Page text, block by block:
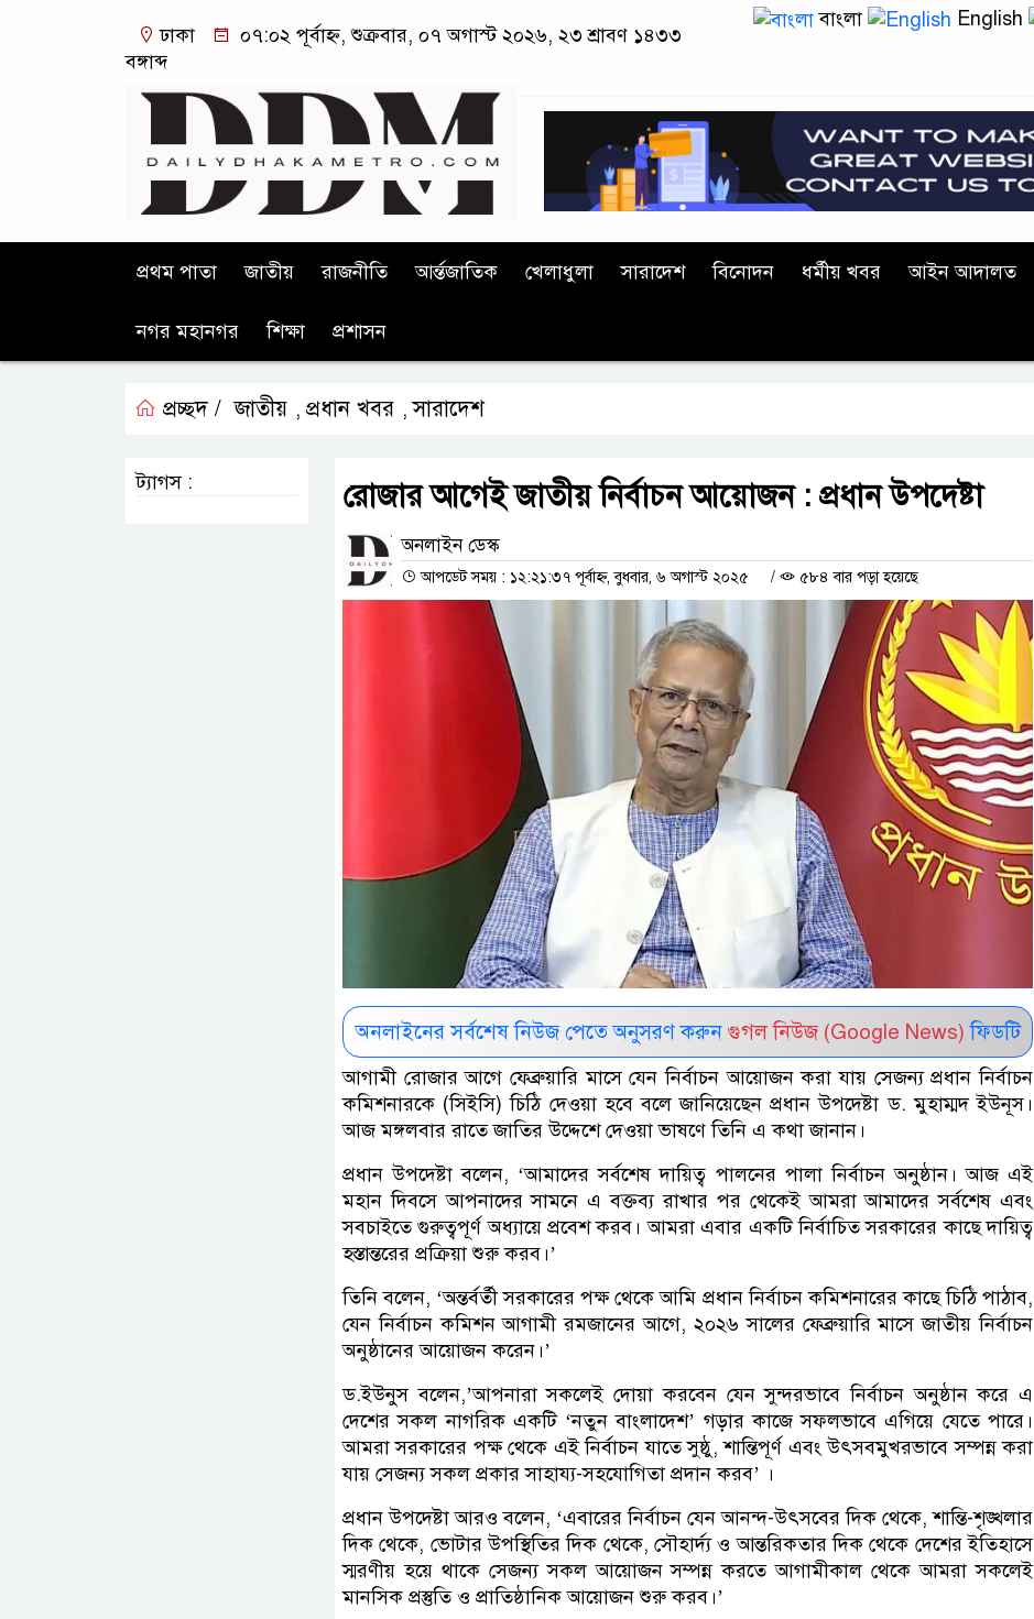
ঢাকা
০৭:০২ পূর্বাহ্ন, শুক্রবার, ০৭ অগাস্ট ২০২৬, ২৩ শ্রাবণ ১৪৩৩
বঙ্গাব্দ
বাংলা English
প্রথম পাতা জাতীয় রাজনীতি আর্ন্তজাতিক খেলাধুলা সারাদেশ বিনোদন ধর্মীয় খবর আইন আদালত
নগর মহানগর শিক্ষা প্রশাসন
প্রচ্ছদ / জাতীয় , প্রধান খবর ,সারাদেশ
রোজার আগেই জাতীয় নির্বাচন আয়োজন : প্রধান উপদেষ্টা
অনলাইন ডেস্ক
আপডেট সময় : ১২:২১:৩৭ পূর্বাহ্ন, বুধবার, ৬ অগাস্ট ২০২৫ / ৫৮৪ বার পড়া হয়েছে
অনলাইনের সর্বশেষ নিউজ পেতে অনুসরণ করুন গুগল নিউজ (Google News) ফিডটি
আগামী রোজার আগে ফেব্রুয়ারি মাসে যেন নির্বাচন আয়োজন করা যায় সেজন্য প্রধান নির্বাচন
কমিশনারকে (সিইসি) চিঠি দেওয়া হবে বলে জানিয়েছেন প্রধান উপদেষ্টা ড. মুহাম্মদ ইউনূস।
আজ মঙ্গলবার রাতে জাতির উদ্দেশে দেওয়া ভাষণে তিনি এ কথা জানান।
প্রধান উপদেষ্টা বলেন, ‘আমাদের সর্বশেষ দায়িত্ব পালনের পালা নির্বাচন অনুষ্ঠান। আজ এই
মহান দিবসে আপনাদের সামনে এ বক্তব্য রাখার পর থেকেই আমরা আমাদের সর্বশেষ এবং
সবচাইতে গুরুত্বপূর্ণ অধ্যায়ে প্রবেশ করব। আমরা এবার একটি নির্বাচিত সরকারের কাছে দায়িত্ব
হস্তান্তরের প্রক্রিয়া শুরু করব।’
তিনি বলেন, ‘অন্তর্বর্তী সরকারের পক্ষ থেকে আমি প্রধান নির্বাচন কমিশনারের কাছে চিঠি পাঠাব,
যেন নির্বাচন কমিশন আগামী রমজানের আগে, ২০২৬ সালের ফেব্রুয়ারি মাসে জাতীয় নির্বাচন
অনুষ্ঠানের আয়োজন করেন।’
ড.ইউনুস বলেন,’আপনারা সকলেই দোয়া করবেন যেন সুন্দরভাবে নির্বাচন অনুষ্ঠান করে এ
দেশের সকল নাগরিক একটি ‘নতুন বাংলাদেশ’ গড়ার কাজে সফলভাবে এগিয়ে যেতে পারে।
আমরা সরকারের পক্ষ থেকে এই নির্বাচন যাতে সুষ্ঠু, শান্তিপূর্ণ এবং উৎসবমুখরভাবে সম্পন্ন করা
যায় সেজন্য সকল প্রকার সাহায্য-সহযোগিতা প্রদান করব’ ।
প্রধান উপদেষ্টা আরও বলেন, ‘এবারের নির্বাচন যেন আনন্দ-উৎসবের দিক থেকে, শান্তি-শৃঙ্খলার
দিক থেকে, ভোটার উপস্থিতির দিক থেকে, সৌহার্দ্য ও আন্তরিকতার দিক থেকে দেশের ইতিহাসে
স্মরণীয় হয়ে থাকে সেজন্য সকল আয়োজন সম্পন্ন করতে আগামীকাল থেকে আমরা সকলেই
মানসিক প্রস্তুতি ও প্রাতিষ্ঠানিক আয়োজন শুরু করব।’
ট্যাগস :